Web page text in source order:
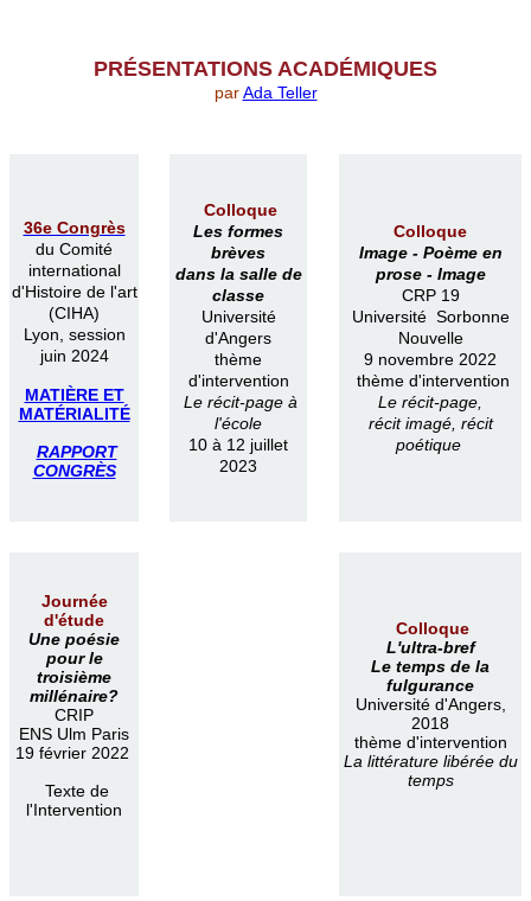
PRÉSENTATIONS ACADÉMIQUES
parAda Teller
36e Congrès
du Comité
international
d'Histoire de l'art
(CIHA)
Lyon, session
juin 2024
MATIÈRE ET
MATÉRIALITÉ
RAPPORT
CONGRÈS
Colloque
Les formes
brèves
dans la salle de
classe
Université
d'Angers
thème
d'intervention
Le récit-page à
l'école
10 à 12 juillet
2023
Colloque
Image - Poème en
prose - Image
CRP 19
Université Sorbonne
Nouvelle
9 novembre 2022
thème d'intervention
Le récit-page,
récit imagé, récit
poétique
Journée
d'étude
Une poésie
pour le
troisième
millénaire?
CRIP
ENS Ulm Paris
19 février 2022
Texte de
l'Intervention
Colloque
L'ultra-bref
Le temps de la
fulgurance
Université d'Angers,
2018
thème d'intervention
La littérature libérée du
temps